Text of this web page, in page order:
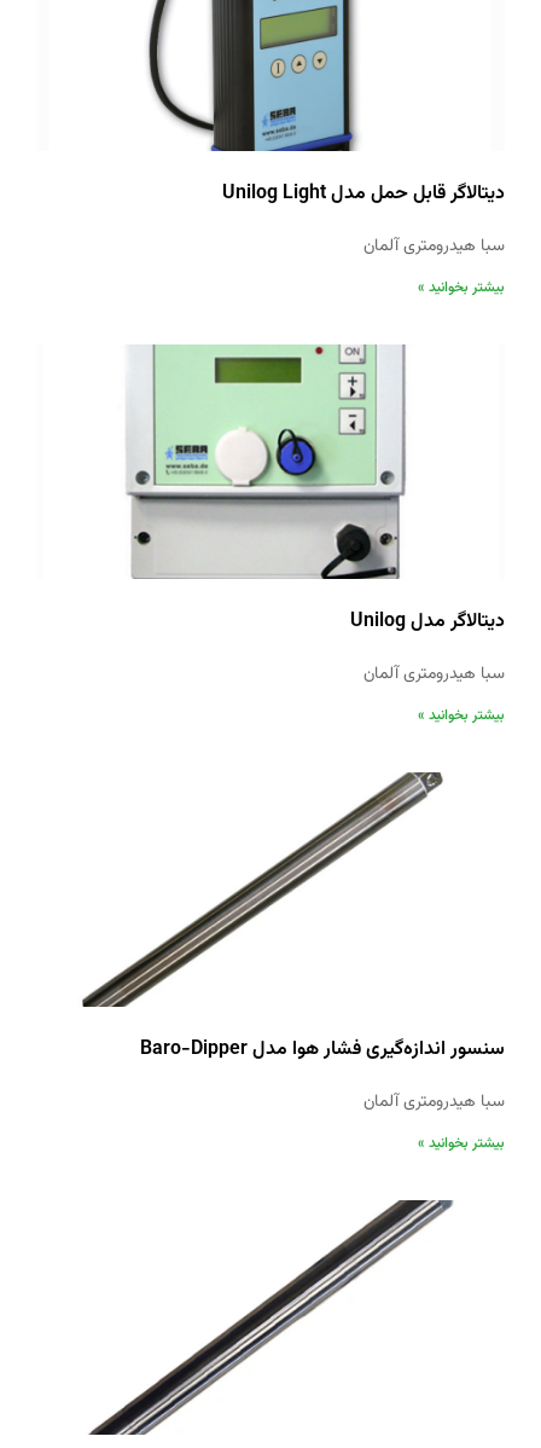
دیتالاگر قابل حمل مدل Unilog Light
سبا هیدرومتری آلمان
بیشتر بخوانید »
دیتالاگر مدل Unilog
سبا هیدرومتری آلمان
بیشتر بخوانید »
سنسور اندازه‌گیری فشار هوا مدل Baro-Dipper
سبا هیدرومتری آلمان
بیشتر بخوانید »